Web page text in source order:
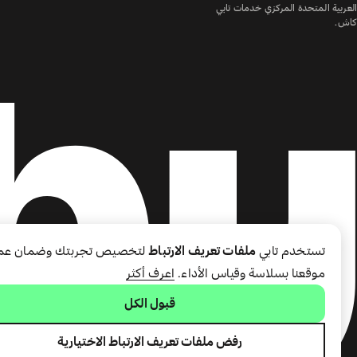
العربية المتحدة المركزي خدمات تابي
كاش.
تستخدم تابي ملفات تعريف الارتباطلتخصيص تجربتك وضمان
موقعنا بسلاسة وقياس الأداء. اعرف أكثر
قبول الكل
رفض ملفات تعريف الارتباط الاختيارية